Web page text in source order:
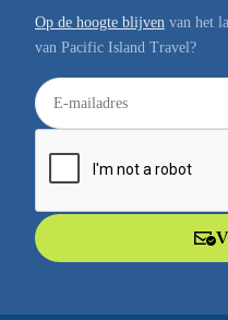
Op de hoogte blijven van het
van Pacific Island Travel?
E
-
a